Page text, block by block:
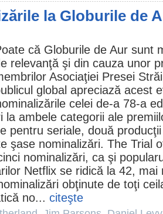
la Globurile de
că Globurile de Aur sunt
relevanţă şi din cauza unor
Asociaţiei Presei
global apreciază acest
celei de-a 78-a
la ambele categorii ale
pentru seriale, două
şase nominalizări. The Trial
nominalizări, ca şi
Netflix se ridică la 42,
obţinute de toţi
no... citeşte